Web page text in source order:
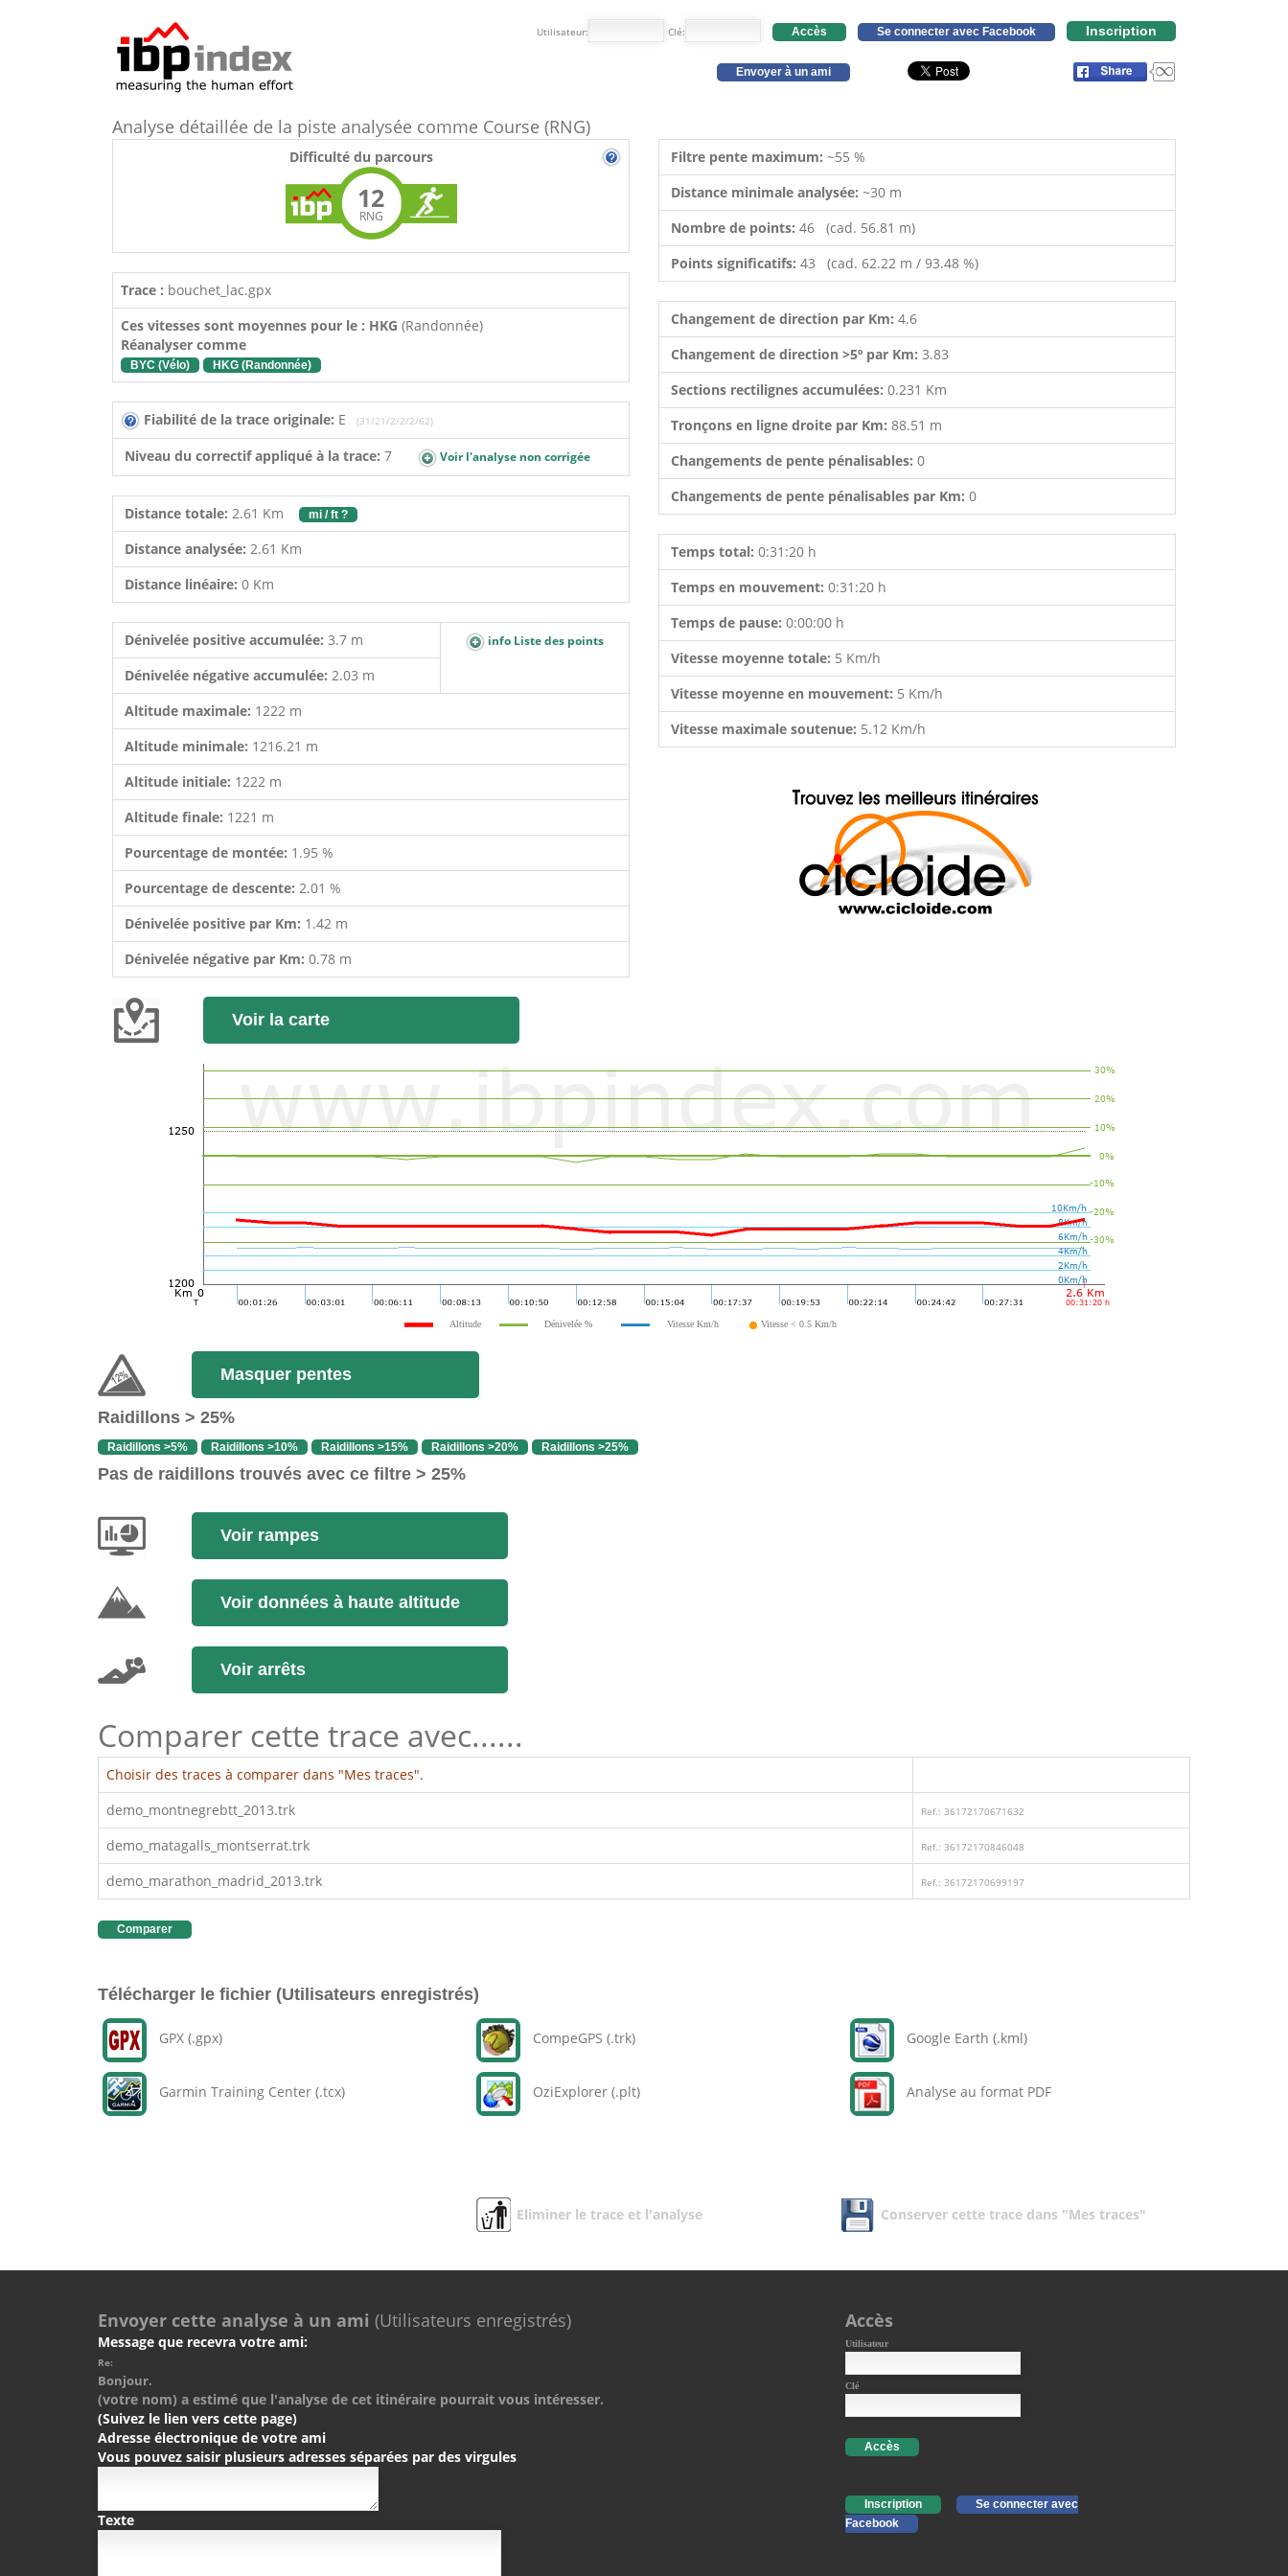
Utilisateur: Clé: Accès Se connecter avec Facebook Inscription
Envoyer à un ami
Analyse détaillée de la piste analysée comme Course (RNG)
Difficulté du parcours
12
RNG
Trace : bouchet_lac.gpx
Ces vitesses sont moyennes pour le : HKG (Randonnée)
Réanalyser comme
BYC (Vélo) HKG (Randonnée)
Fiabilité de la trace originale: E (31/21/2/2/2/62)
Niveau du correctif appliqué à la trace: 7 Voir l'analyse non corrigée
Distance totale: 2.61 Km mi / ft ?
Distance analysée: 2.61 Km
Distance linéaire: 0 Km
Dénivelée positive accumulée: 3.7 m info Liste des points
Dénivelée négative accumulée: 2.03 m
Altitude maximale: 1222 m
Altitude minimale: 1216.21 m
Altitude initiale: 1222 m
Altitude finale: 1221 m
Pourcentage de montée: 1.95 %
Pourcentage de descente: 2.01 %
Dénivelée positive par Km: 1.42 m
Dénivelée négative par Km: 0.78 m
Filtre pente maximum: ~55 %
Distance minimale analysée: ~30 m
Nombre de points: 46 (cad. 56.81 m)
Points significatifs: 43 (cad. 62.22 m / 93.48 %)
Changement de direction par Km: 4.6
Changement de direction >5º par Km: 3.83
Sections rectilignes accumulées: 0.231 Km
Tronçons en ligne droite par Km: 88.51 m
Changements de pente pénalisables: 0
Changements de pente pénalisables par Km: 0
Temps total: 0:31:20 h
Temps en mouvement: 0:31:20 h
Temps de pause: 0:00:00 h
Vitesse moyenne totale: 5 Km/h
Vitesse moyenne en mouvement: 5 Km/h
Vitesse maximale soutenue: 5.12 Km/h
Voir la carte
Altitude Dénivelée % Vitesse Km/h Vitesse < 0.5 Km/h
Masquer pentes
Raidillons > 25%
Raidillons >5% Raidillons >10% Raidillons >15% Raidillons >20% Raidillons >25%
Pas de raidillons trouvés avec ce filtre > 25%
Voir rampes
Voir données à haute altitude
Voir arrêts
Comparer cette trace avec......
Choisir des traces à comparer dans "Mes traces".
demo_montnegrebtt_2013.trk
Ref.: 36172170671632
demo_matagalls_montserrat.trk Ref.: 36172170846048
demo_marathon_madrid_2013.trk Ref.: 36172170699197
Comparer
Télécharger le fichier (Utilisateurs enregistrés)
GPX (.gpx)
Garmin Training Center (.tcx)
CompeGPS (.trk)
OziExplorer (.plt)
Google Earth (.kml)
Analyse au format PDF
Eliminer le trace et l'analyse Conserver cette trace dans "Mes traces"
Envoyer cette analyse à un ami (Utilisateurs enregistrés)
Message que recevra votre ami:
Re:
Bonjour.
(votre nom) a estimé que l'analyse de cet itinéraire pourrait vous intéresser.
(Suivez le lien vers cette page)
Adresse électronique de votre ami
Vous pouvez saisir plusieurs adresses séparées par des virgules
Texte
Accès
Utilisateur
Clé
Accès
Inscription
Se connecter avec
Facebook